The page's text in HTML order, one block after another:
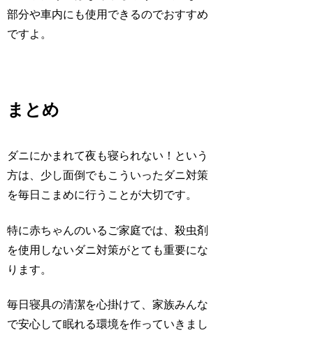
部分や車内にも使用できるのでおすすめ
ですよ。
まとめ
ダニにかまれて夜も寝られない！という
方は、少し面倒でもこういったダニ対策
を毎日こまめに行うことが大切です。
特に赤ちゃんのいるご家庭では、殺虫剤
を使用しないダニ対策がとても重要にな
ります。
毎日寝具の清潔を心掛けて、家族みんな
で安心して眠れる環境を作っていきまし